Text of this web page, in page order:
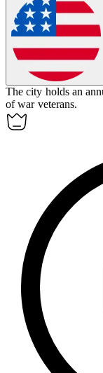
The city holds an
of war veterans.